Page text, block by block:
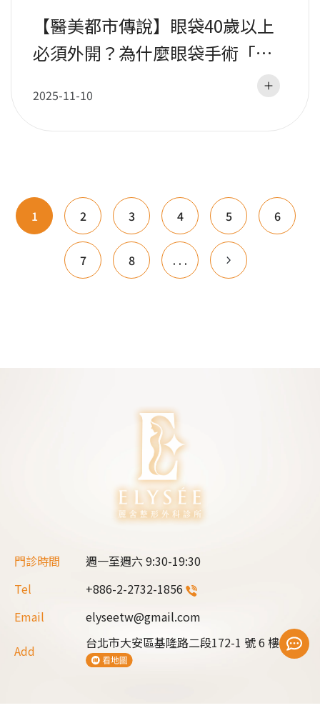
【醫美都市傳說】眼袋40歲以上
必須外開？為什麼眼袋手術「少
做某種術式」？！｜陳宏彰醫師
2025-11-10
1 2 3 4 5 6
7 8 . . .
門診時間 週一至週六9:30-19:30
Tel
+886-2-2732-1856
Email
elyseetw@gmail.com
Add
台北市大安區基隆路二段172-1 號 6 樓